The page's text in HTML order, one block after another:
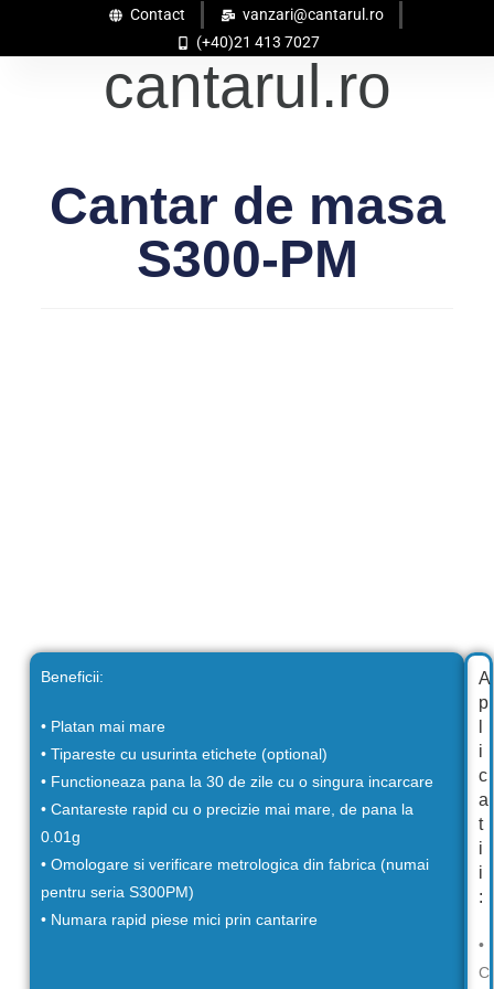
Contact
vanzari@cantarul.ro
(+40)21 413 7027
cantarul.ro
Cantar de masa
S300-PM
Beneficii:
• Platan mai mare
• Tipareste cu usurinta etichete (optional)
• Functioneaza pana la 30 de zile cu o singura incarcare
• Cantareste rapid cu o precizie mai mare, de pana la
0.01g
• Omologare si verificare metrologica din fabrica (numai
pentru seria S300PM)
• Numara rapid piese mici prin cantarire
A
p
i
c
a
t
i
i
:
•
C